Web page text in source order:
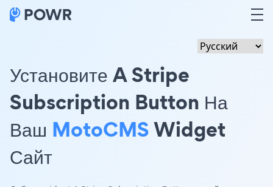
Установите A Stripe
Subscription Button На
Ваш MotoCMSWidget
Сайт